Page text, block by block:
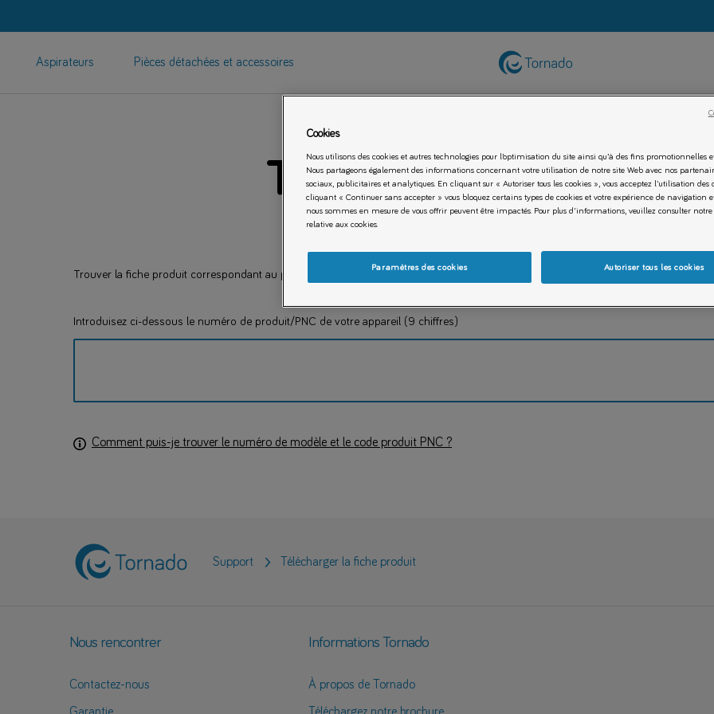
Aspirateurs Pièces détachées et accessoires
Télécharger la fiche
Trouver la fiche produit correspondant au produit conformément à la directive d'application de la réglementation 665/2013 de l'UE.
Rechercher
Introduisez ci-dessous le numéro de produit/PNC de votre appareil (9 chiffres)
Comment puis-je trouver le numéro de modèle et le code produit PNC ?
Support Télécharger la fiche produit
Nous rencontrer
Contactez-nous
Informations Tornado
À propos de Tornado
Cookies
Nous utilisons des cookies et autres technologies pour l’optimisation du site ainsi qu’à des fins promotionnelles
Nous partageons également des informations concernant votre utilisation de notre site Web avec nos
sociaux, publicitaires et analytiques. En cliquant sur « Autoriser tous les cookies », vous acceptez l'utilisation des
cliquant « Continuer sans accepter » vous bloquez certains types de cookies et votre expérience de navigation
nous sommes en mesure de vous offrir peuvent être impactés. Pour plus d'informations, veuillez consulter
relative aux cookies.
Paramètres des cookies Autoriser tous les cookies